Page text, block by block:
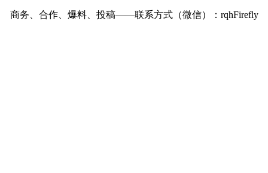
商务、合作、爆料、投稿——联系方式（微信）：rqhFirefly